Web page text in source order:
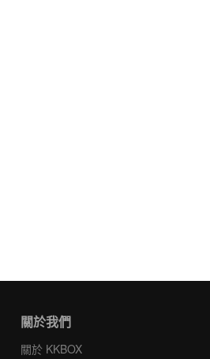
關於我們
關於 KKBOX